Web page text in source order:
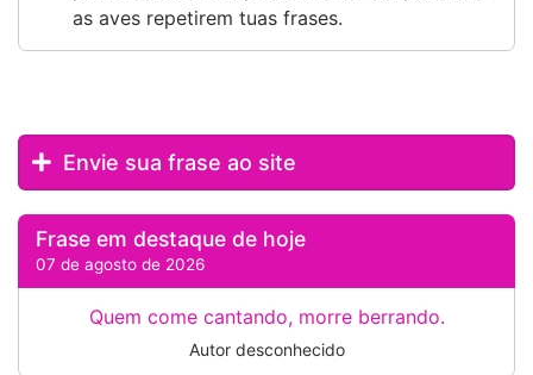
as aves repetirem tuas frases.
Envie sua frase ao site
Frase em destaque de hoje
07 de agosto de 2026
Quem come cantando, morre berrando.
Autor desconhecido